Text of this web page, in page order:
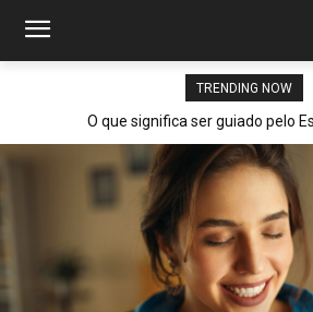
TRENDING NOW
O que significa ser guiado pelo